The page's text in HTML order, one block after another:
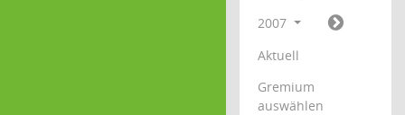
2007
Aktuell
Gremium
auswählen